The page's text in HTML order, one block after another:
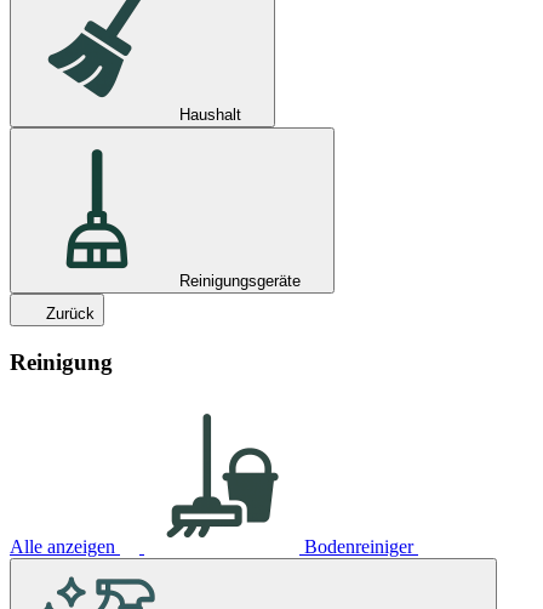
Haushalt
Reinigungsgeräte
Zurück
Reinigung
Alle anzeigen Bodenreiniger